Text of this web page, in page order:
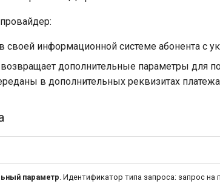
своей информационной системе абонента с
дополнительные параметры для
в дополнительных реквизитах
параметр. Идентификатор типа запроса: запрос на